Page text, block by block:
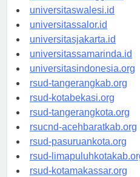
universitaswanggar.id
universitaswalesi.id
universitassalor.id
universitasjakarta.id
universitassamarinda.id
universitasindonesia.org
rsud-tangerangkab.org
rsud-kotabekasi.org
rsud-tangerangkota.org
rsucnd-acehbaratkab.org
rsud-pasuruankota.org
rsud-limapuluhkotakab.org